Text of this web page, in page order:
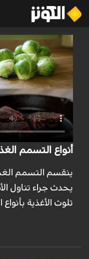
أنواع التسمم
ينقسم التسمم
يحدث جراء تناول
تلوث الأغذية بأنواع